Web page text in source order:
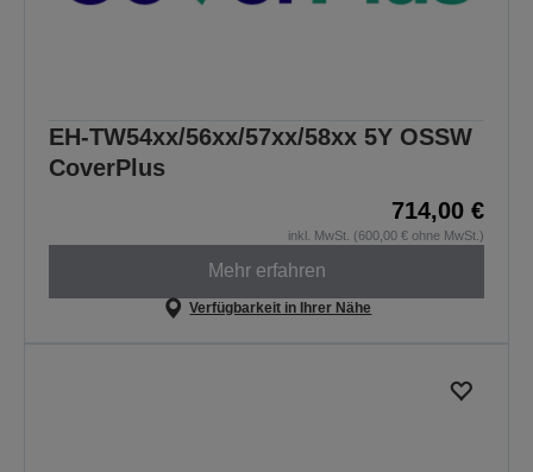
EH-TW54xx/56xx/57xx/58xx 5Y OSSW
CoverPlus
714,00 €
inkl. MwSt. (600,00 € ohne MwSt.)
Mehr erfahren
Verfügbarkeit in Ihrer Nähe